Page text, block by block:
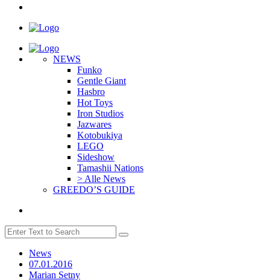
NEWS
Funko
Gentle Giant
Hasbro
Hot Toys
Iron Studios
Jazwares
Kotobukiya
LEGO
Sideshow
Tamashii Nations
> Alle News
GREEDO’S GUIDE
News
07.01.2016
Marian Setny